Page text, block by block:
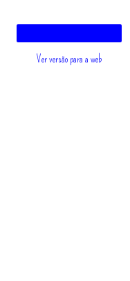
Ver versão para a web